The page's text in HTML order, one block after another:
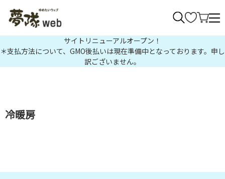
サイトリニューアルオープン！
＊支払方法について、GMO後払いは現在準備中となっております。申し
訳ございません。
冷暖房